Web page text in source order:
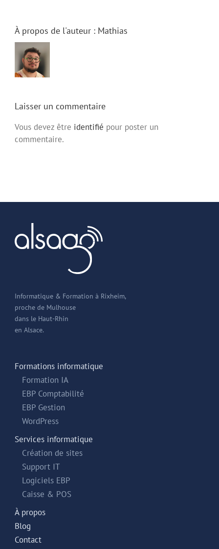
À propos de l'auteur : Mathias
Laisser un commentaire
Vous devez être identifié pour poster un
commentaire.
Informatique & Formation à Rixheim,
proche de Mulhouse
dans le Haut-Rhin
en Alsace.
Formations informatique
Formation IA
EBP Comptabilité
EBP Gestion
WordPress
Services informatique
Création de sites
Support IT
Logiciels EBP
Caisse & POS
À propos
Blog
Contact